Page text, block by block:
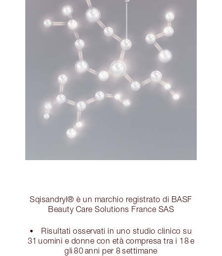
Sqisandryl® è un marchio registrato di BASF
Beauty Care Solutions France SAS
Risultati osservati in uno studio clinico su
31 uomini e donne con età compresa tra i 18 e
gli 80 anni per 8 settimane